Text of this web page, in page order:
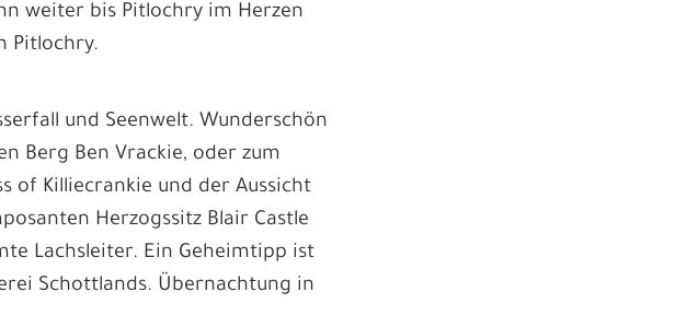
weiter bis Pitlochry im Herzen
Pitlochry.
und Seenwelt. Wunderschön
Berg Ben Vrackie, oder zum
of Killiecrankie und der Aussicht
Herzogssitz Blair Castle
Lachsleiter. Ein Geheimtipp ist
Schottlands. Übernachtung in